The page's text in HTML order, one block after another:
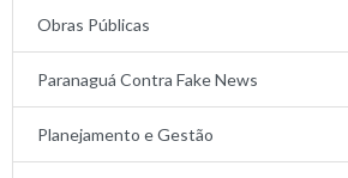
Obras Públicas
Paranaguá Contra Fake News
Planejamento e Gestão